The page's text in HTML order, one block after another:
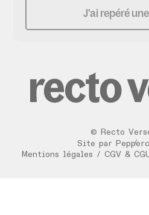
J'ai repéré
© Recto
/
Site par
Mentions légales / CGV &